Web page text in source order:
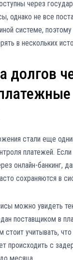
через
однако не все
системе,
в нескольких
долгов
стали еще
платежей. Если
онлайн-банкинг,
сохраняются в
можно увидеть
поставщиком в
стоит учитывать,
происходить с